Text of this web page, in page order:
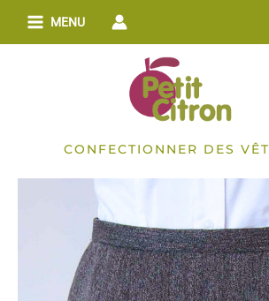
MENU
CONFECTIONNER DES